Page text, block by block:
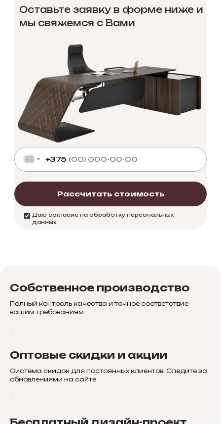
Оставьте заявку в форме ниже и
мы свяжемся с Вами
Даю согласие на обработку персональных
данных
+375
Рассчитать стоимость
Собственное производство
Полный контроль качества и точное соответствие
вашим требованиям
Оптовые скидки и акции
Система скидок для постоянных клиентов. Следите за
обновлениями на сайте